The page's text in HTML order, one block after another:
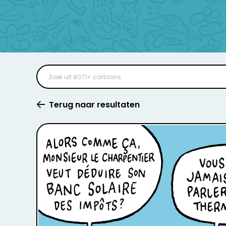
Terug naar resultaten